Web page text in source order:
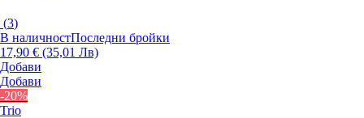
(3)
В наличностПоследни бройки
17,90 € (35,01 Лв)
Добави
Добави
-20%
Trio